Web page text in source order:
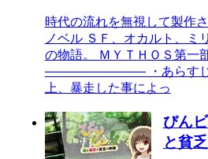
時代の流れを無視して製作
ノベル ＳＦ、オカルト、ミ
の物語。 ＭＹＴＨＯＳ第一
―――――――― ・あらすじ
上、暴走した事によっ
びん
と貧